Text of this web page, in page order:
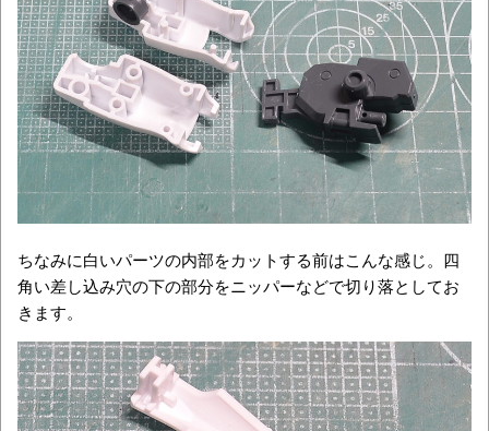
ちなみに白いパーツの内部をカットする前はこんな感じ。四
角い差し込み穴の下の部分をニッパーなどで切り落としてお
きます。